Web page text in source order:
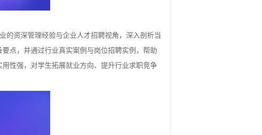
的资深管理经验与企业人才招聘视角，深入剖析当
点，并通过行业真实案例与岗位招聘实例，帮助
性强，对学生拓展就业方向、提升行业求职竞争